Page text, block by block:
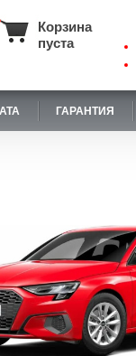
Корзина
пуста
ГАРАНТИЯ